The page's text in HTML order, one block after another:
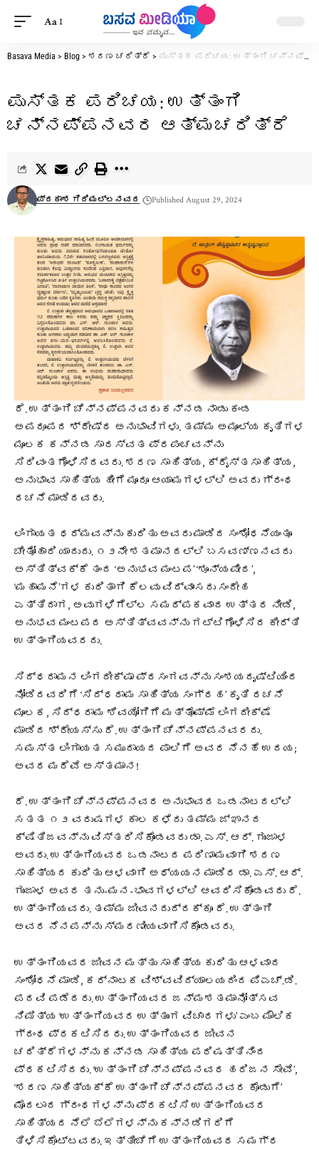
Aa
Basava Media > Blog > ಶರಣ ಚರಿತ್ರೆ > ಪುಸ್ತಕ ಪರಿಚಯ: ಉತ್ತಂಗಿ ಚನ್ನಪ್ಪನವರ ಆತ್ಮಚರಿತ್ರೆ
ಪುಸ್ತಕ ಪರಿಚಯ: ಉತ್ತಂಗಿ
ಚನ್ನಪ್ಪನವರ ಆತ್ಮಚರಿತ್ರೆ
ಪ್ರಕಾಶ ಗಿರಿಮಲ್ಲನವರ Published August 29, 2024
ರೆ. ಉತ್ತಂಗಿ ಚೆನ್ನಪ್ಪನವರು ಕನ್ನಡ ನಾಡು ಕಂಡ
ಅಪರೂಪದ ಶ್ರೇಷ್ಠ ಅನುಭಾವಿಗಳು. ತಮ್ಮ ಅಮೂಲ್ಯ ಕೃತಿಗಳ
ಮೂಲಕ ಕನ್ನಡ ಸಾರಸ್ವತ ಪ್ರಪಂಚವನ್ನು
ಸಿರಿವಂತಗೊಳಿಸಿದವರು. ಶರಣ ಸಾಹಿತ್ಯ, ಕ್ರೈಸ್ತಸಾಹಿತ್ಯ,
ಅನುಭಾವ ಸಾಹಿತ್ಯ ಹೀಗೆ ಮೂರೂ ಆಯಾಮಗಳಲ್ಲಿ ಅವರು ಗ್ರಂಥ
ರಚನೆ ಮಾಡಿದವರು.
ಲಿಂಗಾಯತ ಧರ್ಮವನ್ನು ಕುರಿತು ಅವರು ಮಾಡಿದ ಸಂಶೋಧನೆಯಂತೂ
ಚೇತೋಹಾರಿ ಯಾದುದು. ೧೨ನೇ ಶತಮಾನದಲ್ಲಿ ಬಸವಣ್ಣನವರು
ಅಸ್ತಿತ್ವಕ್ಕೆ ತಂದ ‘ಅನುಭವ ಮಂಟಪ’ ‘ಶೂನ್ಯಪೀಠ’,
‘ಮಹಾಮನೆ’ಗಳ ಕುರಿತಾಗಿ ಕೆಲವು ವಿದ್ವಾಂಸರು ಸಂದೇಹ
ಎತ್ತಿದಾಗ, ಅವುಗಳಿಗೆಲ್ಲ ಸಮರ್ಪಕವಾದ ಉತ್ತರ ನೀಡಿ,
ಅನುಭವ ಮಂಟಪದ ಅಸ್ತಿತ್ವವನ್ನು ಗಟ್ಟಿಗೊಳಿಸಿದ ಕೀರ್ತಿ
ಉತ್ತಂಗಿಯವರದು.
ಸಿದ್ಧರಾಮನ ಲಿಂಗದೀಕ್ಷಾ ಪ್ರಸಂಗವನ್ನು ಸಂಶಯದೃಷ್ಟಿಯಿಂದ
ನೋಡಿದವರಿಗೆ ‘ಸಿದ್ಧರಾಮ ಸಾಹಿತ್ಯ ಸಂಗ್ರಹ’ ಕೃತಿ ರಚನೆ
ಮೂಲಕ, ಸಿದ್ಧರಾಮ ಶಿವಯೋಗಿಗೆ ಮತ್ತೊಮ್ಮೆ ಲಿಂಗದೀಕ್ಷೆ
ಮಾಡಿದ ಶ್ರೇಯಸ್ಸು ರೆ. ಉತ್ತಂಗಿ ಚೆನ್ನಪ್ಪನವರದು.
ಸಮಸ್ತ ಲಿಂಗಾಯತ ಸಮುದಾಯದ ಪಾಲಿಗೆ ಅವರ ನೆನಹೆ ಉದಯ;
ಅವರ ಮರೆವೆ ಅಸ್ತಮಾನ!
ರೆ. ಉತ್ತಂಗಿ ಚೆನ್ನಪ್ಪನವರ ಅನುಭಾವದ ಒಡನಾಟದಲ್ಲಿ
ಸತತ ೧೨ ವರುಷಗಳ ಕಾಲ ಕಳೆದು ತಮ್ಮ ಜ್ಞಾನದ
ಕ್ಷಿತಿಜವನ್ನು ವಿಸ್ತರಿಸಿಕೊಂಡವರು ಡಾ. ಎಸ್. ಆರ್. ಗುಂಜಾಳ
ಅವರು. ಉತ್ತಂಗಿಯವರ ಒಡನಾಟದ ಪರಿಣಾಮವಾಗಿ ಶರಣ
ಸಾಹಿತ್ಯದ ಕುರಿತು ಆಳವಾಗಿ ಅಧ್ಯಯನ ಮಾಡಿದ ಡಾ. ಎಸ್. ಆರ್.
ಗುಂಜಾಳ ಅವರ ತನು-ಮನ-ಭಾವಗಳಲ್ಲಿ ಆವರಿಸಿಕೊಂಡವರು ರೆ.
ಉತ್ತಂಗಿಯವರು. ತಮ್ಮ ಜೀವನದುದ್ದಕ್ಕೂ ರೆ. ಉತ್ತಂಗಿ
ಅವರ ನೆನಪನ್ನು ಸ್ಮರಣೀಯವಾಗಿಸಿಕೊಂಡವರು.
ಉತ್ತಂಗಿಯವರ ಜೀವನ ಮತ್ತು ಸಾಹಿತ್ಯ ಕುರಿತು ಆಳವಾದ
ಸಂಶೋಧನೆ ಮಾಡಿ, ಕರ್ನಾಟಕ ವಿಶ್ವವಿದ್ಯಾಲಯದಿಂದ ಪಿಎಚ್.ಡಿ.
ಪದವಿ ಪಡೆದರು. ಉತ್ತಂಗಿಯವರ ಜನ್ಮಶತಮಾನೋತ್ಸವ
ನಿಮಿತ್ಯ ‘ಉತ್ತಂಗಿಯವರ ಉತ್ತುಂಗ ವಿಚಾರಗಳು’ ಎಂಬ ಮೌಲಿಕ
ಗ್ರಂಥ ಪ್ರಕಟಿಸಿದರು. ಉತ್ತಂಗಿಯವರ ಜೀವನ
ಚರಿತ್ರೆಗಳನ್ನು ಕನ್ನಡ ಸಾಹಿತ್ಯ ಪರಿಷತ್ತಿನಿಂದ
ಪ್ರಕಟಿಸಿದರು. ‘ಉತ್ತಂಗಿ ಚೆನ್ನಪ್ಪನವರ ಹರಿಜನ ಸೇವೆ’,
‘ಶರಣ ಸಾಹಿತ್ಯಕ್ಕೆ ಉತ್ತಂಗಿ ಚೆನ್ನಪ್ಪನವರ ಕೊಡುಗೆ’
ಮೊದಲಾದ ಗ್ರಂಥಗಳನ್ನು ಪ್ರಕಟಿಸಿ ಉತ್ತಂಗಿಯವರ
ಸಾಹಿತ್ಯದ ನೆಲೆ ಬೆಲೆಗಳನ್ನು ಕನ್ನಡಿಗರಿಗೆ
ತಿಳಿಸಿಕೊಟ್ಟವರು. ಇತ್ತೀಚೆಗೆ ಉತ್ತಂಗಿಯವರ ಸಮಗ್ರ